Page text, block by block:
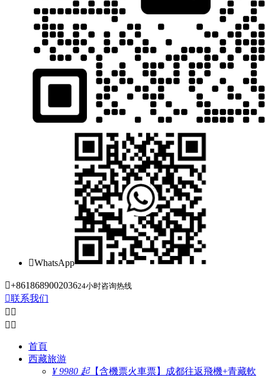
WhatsApp
+861868900203624小时咨询热线
联系我们
 
 
首頁
西藏旅游
¥ 9980 起【含機票火車票】成都往返飛機+青藏軟